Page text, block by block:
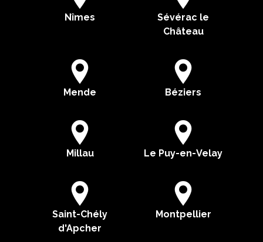
Nîmes
Sévérac le
Château
Mende Béziers
Millau Le Puy-en-Velay
Saint-Chély
d'Apcher
Montpellier